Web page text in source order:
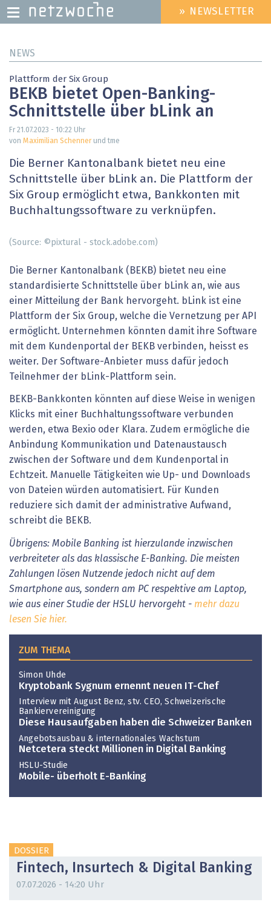
zum
HEADER
MENU
» NEWSLETTER
NEWS
Plattform der Six Group
BEKB bietet Open-Banking-
Schnittstelle über bLink an
Fr 21.07.2023 - 10:22 Uhr
von Maximilian Schennerund tme
Die Berner Kantonalbank bietet neu eine
Schnittstelle über bLink an. Die Plattform der
Six Group ermöglicht etwa, Bankkonten mit
Buchhaltungssoftware zu verknüpfen.
(Source: ©pixtural - stock.adobe.com)
Die Berner Kantonalbank (BEKB) bietet neu eine
standardisierte Schnittstelle über bLink an, wie aus
einer Mitteilung der Bank hervorgeht. bLink ist eine
Plattform der Six Group, welche die Vernetzung per API
ermöglicht. Unternehmen könnten damit ihre Software
mit dem Kundenportal der BEKB verbinden, heisst es
weiter. Der Software-Anbieter muss dafür jedoch
Teilnehmer der bLink-Plattform sein.
BEKB-Bankkonten könnten auf diese Weise in wenigen
Klicks mit einer Buchhaltungssoftware verbunden
werden, etwa Bexio oder Klara. Zudem ermögliche die
Anbindung Kommunikation und Datenaustausch
zwischen der Software und dem Kundenportal in
Echtzeit. Manuelle Tätigkeiten wie Up- und Downloads
von Dateien würden automatisiert. Für Kunden
reduziere sich damit der administrative Aufwand,
schreibt die BEKB.
Übrigens: Mobile Banking ist hierzulande inzwischen
verbreiteter als das klassische E-Banking. Die meisten
Zahlungen lösen Nutzende jedoch nicht auf dem
Smartphone aus, sondern am PC respektive am Laptop,
wie aus einer Studie der HSLU hervorgeht - mehr dazu
lesen Sie hier.
ZUM THEMA
Simon Uhde
Kryptobank Sygnum ernennt neuen IT-Chef
Interview mit August Benz, stv. CEO, Schweizerische
Bankiervereinigung
Diese Hausaufgaben haben die Schweizer Banken
Angebotsausbau & internationales Wachstum
Netcetera steckt Millionen in Digital Banking
HSLU-Studie
Mobile- überholt E-Banking
DOSSIER
Fintech, Insurtech & Digital Banking
07.07.2026 - 14:20 Uhr